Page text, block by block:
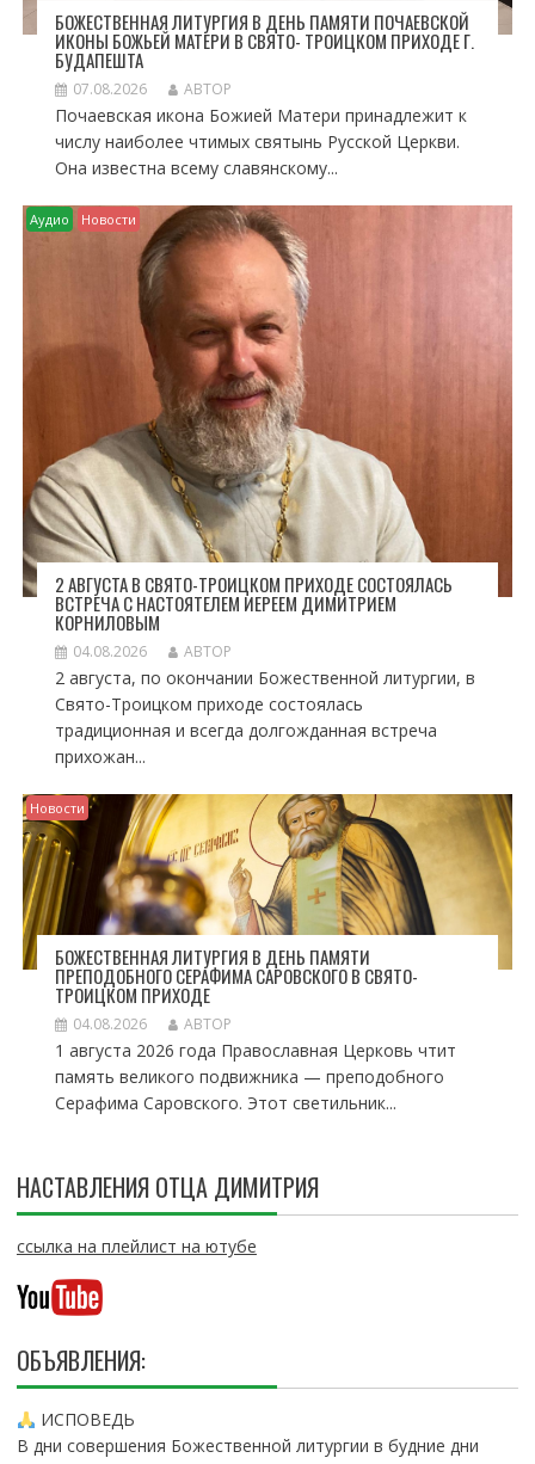
БОЖЕСТВЕННАЯ ЛИТУРГИЯ В ДЕНЬ ПАМЯТИ ПОЧАЕВСКОЙ
ИКОНЫ БОЖЬЕЙ МАТЕРИ В СВЯТО- ТРОИЦКОМ ПРИХОДЕ Г.
БУДАПЕШТА
07.08.2026 АВТОР
Почаевская икона Божией Матери принадлежит к
числу наиболее чтимых святынь Русской Церкви.
Она известна всему славянскому...
Аудио Новости
2 АВГУСТА В СВЯТО-ТРОИЦКОМ ПРИХОДЕ СОСТОЯЛАСЬ
ВСТРЕЧА С НАСТОЯТЕЛЕМ ИЕРЕЕМ ДИМИТРИЕМ
КОРНИЛОВЫМ
04.08.2026 АВТОР
2 августа, по окончании Божественной литургии, в
Свято-Троицком приходе состоялась
традиционная и всегда долгожданная встреча
прихожан...
Новости
БОЖЕСТВЕННАЯ ЛИТУРГИЯ В ДЕНЬ ПАМЯТИ
ПРЕПОДОБНОГО СЕРАФИМА САРОВСКОГО В СВЯТО-
ТРОИЦКОМ ПРИХОДЕ
04.08.2026 АВТОР
1 августа 2026 года Православная Церковь чтит
память великого подвижника — преподобного
Серафима Саровского. Этот светильник...
НАСТАВЛЕНИЯ ОТЦА ДИМИТРИЯ
ссылка на плейлист на ютубе
ОБЪЯВЛЕНИЯ:
ИСПОВЕДЬ
В дни совершения Божественной литургии в будние дни